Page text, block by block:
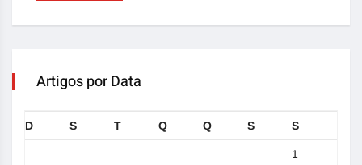
Artigos por Data
D S T Q Q S S
1